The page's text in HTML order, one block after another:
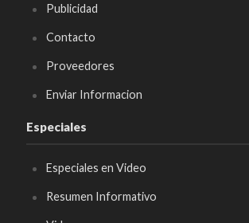
Publicidad
Contacto
Proveedores
Enviar Informacion
Especiales
Especiales en Video
Resumen Informativo